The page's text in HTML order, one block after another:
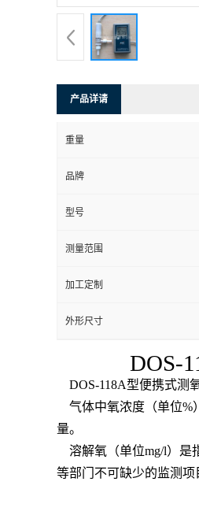
产品详请
重量
品牌
型号
测量范围
加工定制
外形尺寸
DOS-
DOS-118A型便携式测
气体中氧浓度（单位%
量。
溶解氧（单位mg/l）是
等部门不可缺少的监测项